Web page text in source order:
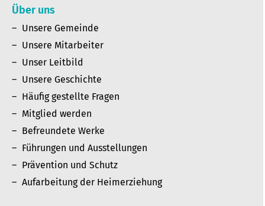
Über uns
Unsere Gemeinde
Unsere Mitarbeiter
Unser Leitbild
Unsere Geschichte
Häufig gestellte Fragen
Mitglied werden
Befreundete Werke
Führungen und Ausstellungen
Prävention und Schutz
Aufarbeitung der Heimerziehung